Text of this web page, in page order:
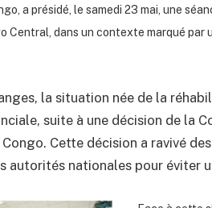
a présidé, le samedi 23 mai, une
Central, dans un contexte marqué par
la situation née de la
suite à une décision de la
Cette décision a ravivé
autorités nationales pour éviter